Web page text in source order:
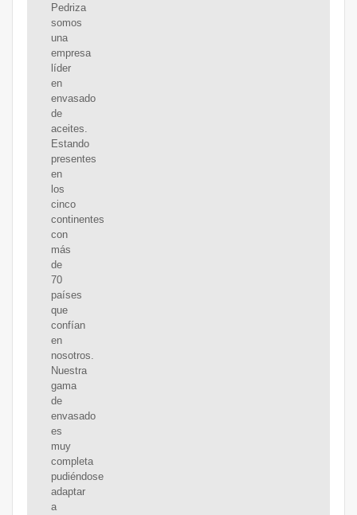
Pedriza
somos
una
empresa
líder
en
envasado
de
aceites.
Estando
presentes
en
los
cinco
continentes
con
más
de
70
países
que
confían
en
nosotros.
Nuestra
gama
de
envasado
es
muy
completa
pudiéndose
adaptar
a